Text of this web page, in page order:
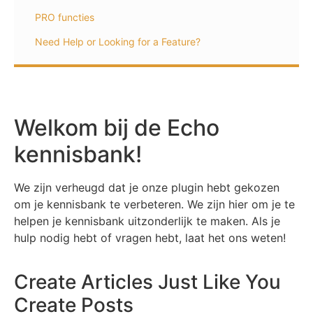
PRO functies
Need Help or Looking for a Feature?
Welkom bij de Echo
kennisbank!
We zijn verheugd dat je onze plugin hebt gekozen
om je kennisbank te verbeteren. We zijn hier om je te
helpen je kennisbank uitzonderlijk te maken. Als je
hulp nodig hebt of vragen hebt, laat het ons weten!
Create Articles Just Like You
Create Posts